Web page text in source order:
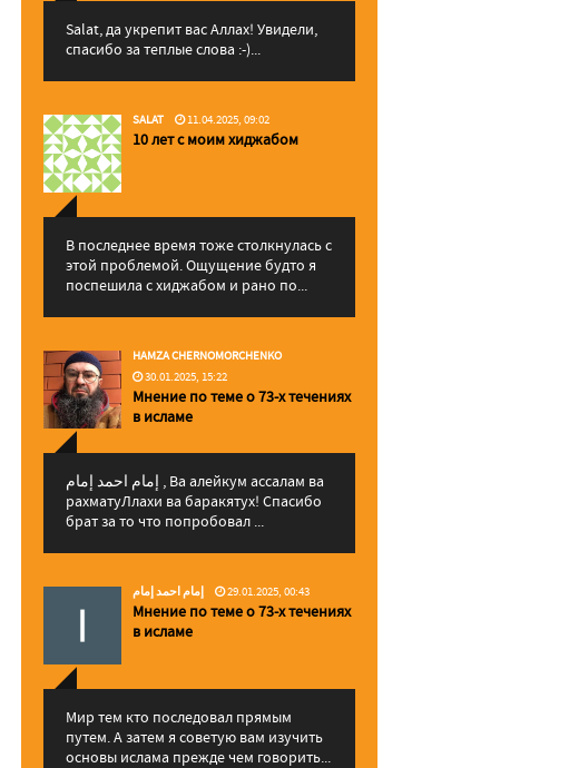
Salat, да укрепит вас Аллаx! Увидели,
спасибо за теплые слова :-)...
SALAT 11.04.2025, 09:02
10 лет с моим хиджабом
В последнее время тоже столкнулась с
этой проблемой. Ощущение будто я
поспешила с хиджабом и рано по...
HAMZA CHERNOMORCHENKO
30.01.2025, 15:22
Мнение по теме о 73-х течениях
в исламе
إمام احمد إمام , Ва алейкум ассалам ва
рахматуЛлахи ва баракятух! Спасибо
брат за то что попробовал ...
إمام احمد إمام 29.01.2025, 00:43
Мнение по теме о 73-х течениях
в исламе
Мир тем кто последовал прямым
путем. А затем я советую вам изучить
основы ислама прежде чем говорить...